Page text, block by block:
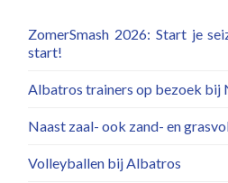
ZomerSmash 2026: Start je
start!
Albatros trainers op bezoek bij
Naast zaal- ook zand- en
Volleyballen bij Albatros